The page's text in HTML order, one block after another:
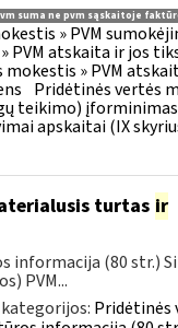
suma ne pvm sąskaitoje
» PVM
PVM atskaita ir jos
» PVM
Pridėtinės vertės
teikimo) įforminimas
apskaitai (IX
turtas ir
informacija (80 str.)
PVM...
Pridėtinės